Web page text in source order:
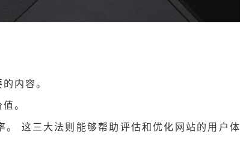
内容。
。
。 这三大法则能够帮助评估和优化网站的用户体